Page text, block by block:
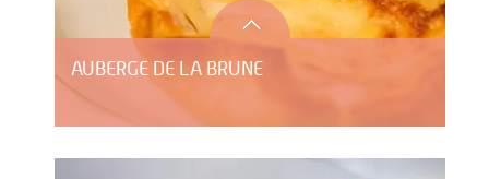
AUBERGE DE LA BRUNE